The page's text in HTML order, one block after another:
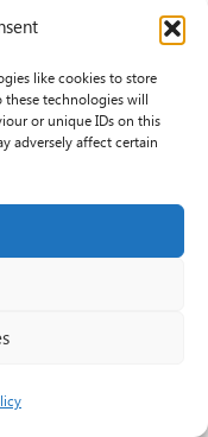
like cookies to store
technologies will
or unique IDs on this
adversely affect certain
drwy warant
Limited By Guarantee